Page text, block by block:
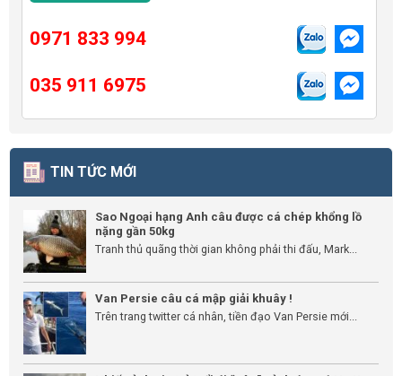
0971 833 994
035 911 6975
TIN TỨC MỚI
Sao Ngoại hạng Anh câu được cá chép khổng lồ
nặng gần 50kg
Tranh thủ quãng thời gian không phải thi đấu, Mark...
Van Persie câu cá mập giải khuây !
Trên trang twitter cá nhân, tiền đạo Van Persie mới...